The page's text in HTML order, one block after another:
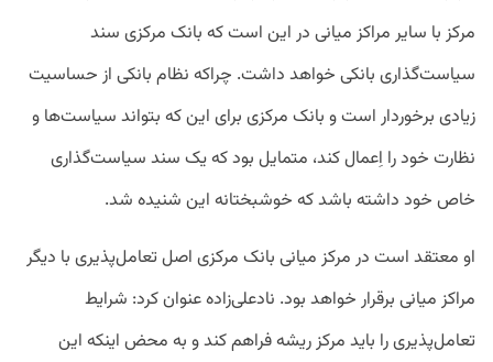
مرکز با سایر مراکز میانی در این است که بانک مرکزی سند
سیاست‌گذاری بانکی خواهد داشت. چراکه نظام بانکی از حساسیت
زیادی برخوردار است و بانک مرکزی برای این که بتواند سیاست‌ها و
نظارت‌ خود را اِعمال کند، متمایل بود که یک سند سیاست‌گذاری
خاص خود داشته باشد که خوشبختانه این شنیده شد.
او معتقد است در مرکز میانی بانک مرکزی اصل تعامل‌پذیری با دیگر
مراکز میانی برقرار خواهد بود. نادعلی‌زاده عنوان کرد: شرایط
تعامل‌پذیری را باید مرکز ریشه فراهم کند و به محض اینکه این